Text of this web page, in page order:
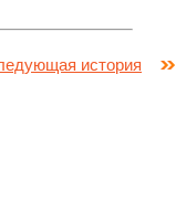
история